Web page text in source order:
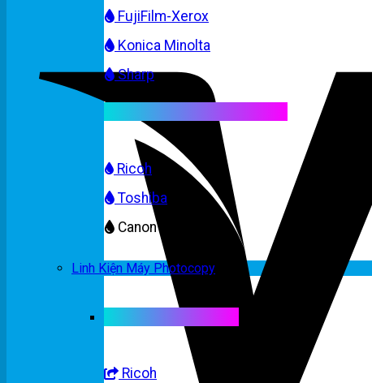
FujiFilm-Xerox
Konica Minolta
Sharp
Ricoh
Toshiba
Canon
Linh Kiện Máy Photocopy
Ricoh